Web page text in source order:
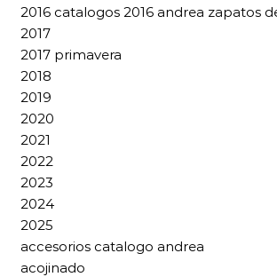
2016 catalogos 2016 andrea zapatos
2017
2017 primavera
2018
2019
2020
2021
2022
2023
2024
2025
accesorios catalogo andrea
acojinado